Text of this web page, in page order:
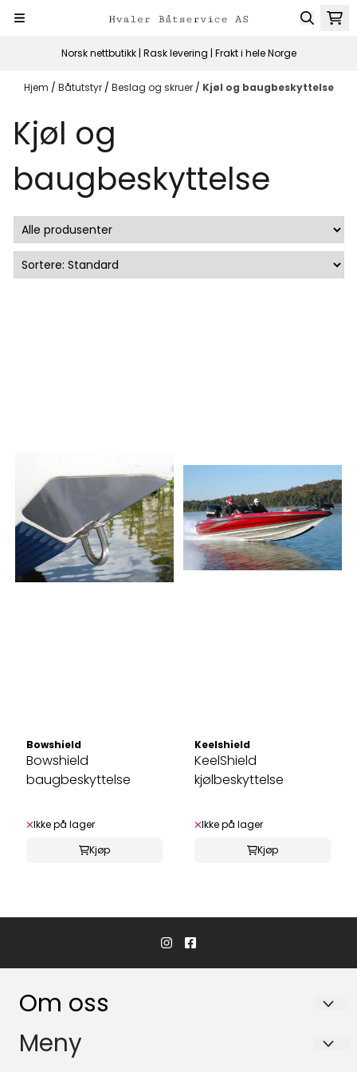
Hopp til innhold
Norsk nettbutikk | Rask levering | Frakt i hele Norge
Hjem / Båtutstyr / Beslag og skruer / Kjøl og baugbeskyttelse
Kjøl og
baugbeskyttelse
Bowshield
Bowshield
baugbeskyttelse
Ikke på lager
Kjøp
Keelshield
KeelShield
kjølbeskyttelse
Ikke på lager
Kjøp
Om oss
Hvaler Båtservice AS
Meny